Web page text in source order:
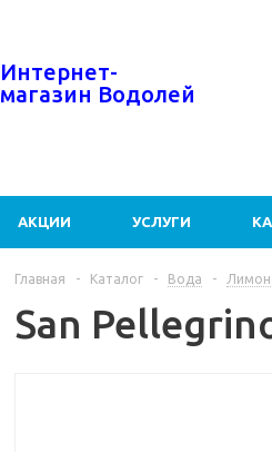
Интернет-
магазин Водолей
АКЦИИ УСЛУГИ
Главная - Каталог - Вода -
San